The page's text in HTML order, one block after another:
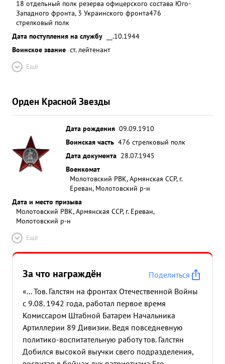
18 отдельный полк резерва офицерского состава Юго-
Западного фронта, 3 Украинского фронта476
стрелковый полк
Дата поступления на службу
__.10.1944
Воинское звание ст. лейтенант
Ещё
Орден Красной Звезды
Дата рождения 09.09.1910
Воинская часть 476 стрелковый полк
Дата документа 28.07.1945
Военкомат
Молотовский РВК, Армянская ССР, г.
Ереван, Молотовский р-н
Дата и место призыва
Молотовский РВК, Армянская ССР, г. Ереван,
Молотовский р-н
Ещё
За что награждён
Поделиться
«... Тов. Галстян на фронтах Отечественной Войны
с 9.08. 1942 года, работал первое время
Комиссаром Штабной Батареи Начальника
Артиллерии 89 Дивизии. Ведя повседневную
политико-воспитательную работу тов. Галстян
Добился высокой выучки свего подразделения,